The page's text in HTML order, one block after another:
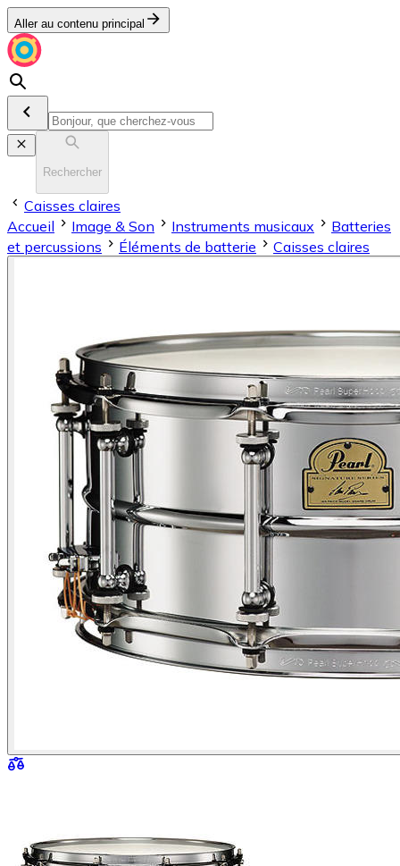
Aller au contenu principal
Rechercher
Caisses claires
Accueil
Image & Son Instruments musicaux
Batteries
et percussions
Éléments de batterie Caisses claires